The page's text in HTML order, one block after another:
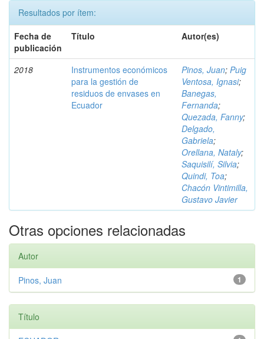
Resultados por ítem:
Fecha de
publicación
Título Autor(es)
2018
Instrumentos económicos
para la gestión de
residuos de envases en
Ecuador
Pinos, Juan; Puig
Ventosa, Ignasi;
Banegas,
Fernanda;
Quezada, Fanny;
Delgado,
Gabriela;
Orellana, Nataly;
Saquisilí, Silvia;
Quindi, Toa;
Chacón Vintimilla,
Gustavo Javier
Otras opciones relacionadas
Autor
1
Pinos, Juan
Título